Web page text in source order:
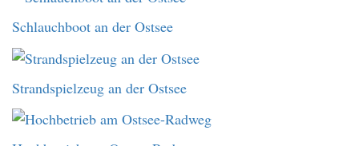
Schlauchboot an der Ostsee
Strandspielzeug an der Ostsee